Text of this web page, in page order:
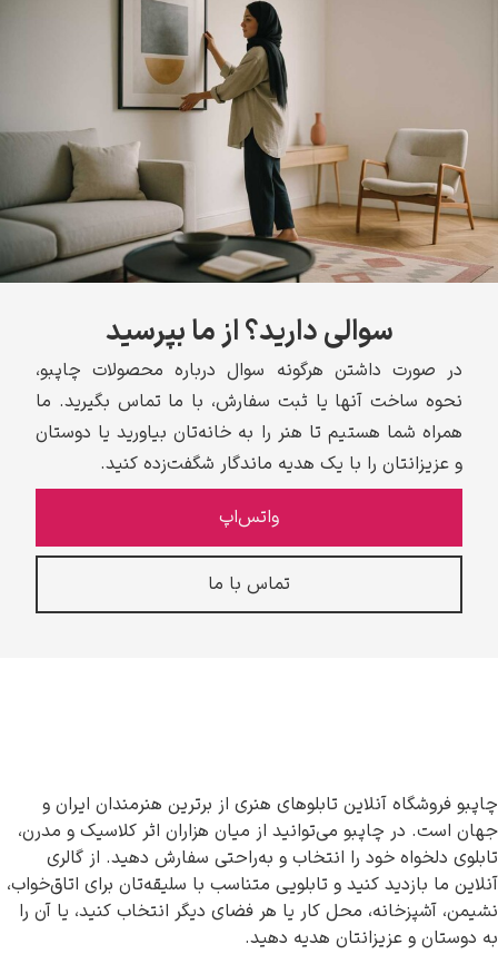
سوالی دارید؟ از ما بپرسید
در صورت داشتن هرگونه سوال درباره محصولات چاپبو،
نحوه ساخت آنها یا ثبت سفارش، با ما تماس بگیرید. ما
همراه شما هستیم تا هنر را به خانه‌تان بیاورید یا دوستان
و عزیزانتان را با یک هدیه ماندگار شگفت‌زده کنید.
واتس‌اپ
تماس با ما
چاپبو فروشگاه آنلاین تابلوهای هنری از برترین هنرمندان ایران و
جهان است. در چاپبو می‌توانید از میان هزاران اثر کلاسیک و مدرن،
تابلوی دلخواه خود را انتخاب و به‌راحتی سفارش دهید. از گالری
آنلاین ما بازدید کنید و تابلویی متناسب با سلیقه‌تان برای اتاق‌خواب،
نشیمن، آشپزخانه، محل کار یا هر فضای دیگر انتخاب کنید، یا آن را
به دوستان و عزیزانتان هدیه دهید.